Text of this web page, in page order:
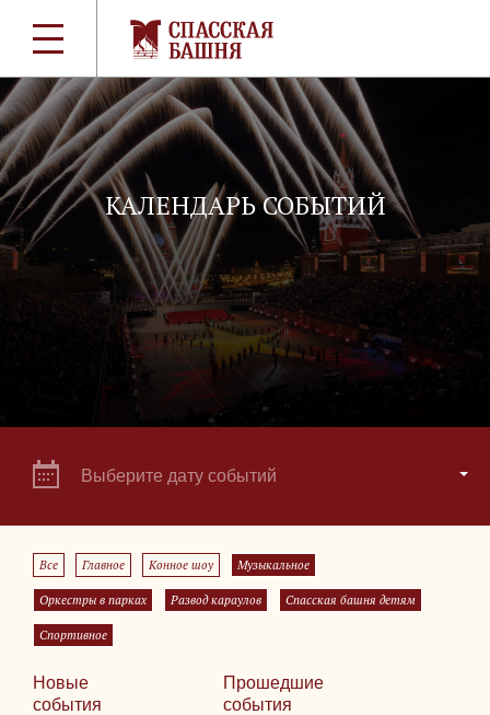
КАЛЕНДАРЬ СОБЫТИЙ
Выберите дату событий
Все Главное Конное шоу Музыкальное
Оркестры в парках Развод караулов Спасская башня детям
Спортивное
Новые
события
Прошедшие
события